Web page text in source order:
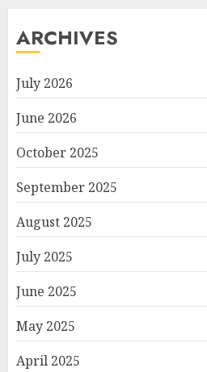
ARCHIVES
July 2026
June 2026
October 2025
September 2025
August 2025
July 2025
June 2025
May 2025
April 2025